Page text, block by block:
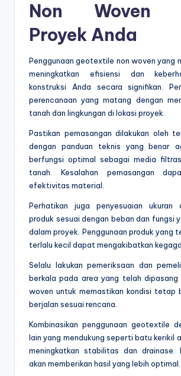
Non Woven
Proyek Anda
Penggunaan geotextile non woven yang
meningkatkan efisiensi dan
konstruksi Anda secara signifikan.
perencanaan yang matang dengan
tanah dan lingkungan di lokasi proyek.
Pastikan pemasangan dilakukan oleh
dengan panduan teknis yang benar
berfungsi optimal sebagai media
tanah. Kesalahan pemasangan
efektivitas material.
Perhatikan juga penyesuaian ukuran
produk sesuai dengan beban dan fungsi
dalam proyek. Penggunaan produk yang
terlalu kecil dapat mengakibatkan
Selalu lakukan pemeriksaan dan
berkala pada area yang telah
woven untuk memastikan kondisi tetap
berjalan sesuai rencana.
Kombinasikan penggunaan geotextile
lain yang mendukung seperti batu kerikil
meningkatkan stabilitas dan drainase.
akan memberikan hasil yang lebih optimal.